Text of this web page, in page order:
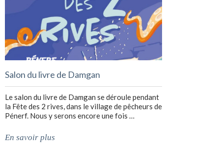
Salon du livre de Damgan
Le salon du livre de Damgan se déroule pendant
la Fête des 2 rives, dans le village de pêcheurs de
Pénerf. Nous y serons encore une fois …
En savoir plus